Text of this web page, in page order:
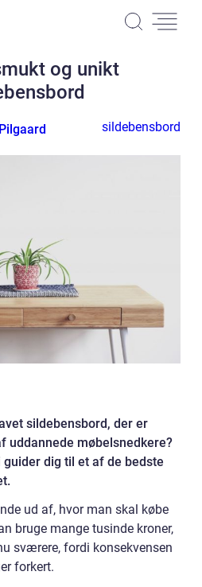
og unikt
sildebensbord
sildebensbord, der er
uddannede møbelsnedkere?
dig til et af de bedste
ud af, hvor man skal købe
bruge mange tusinde kroner,
sværere, fordi konsekvensen
forkert.